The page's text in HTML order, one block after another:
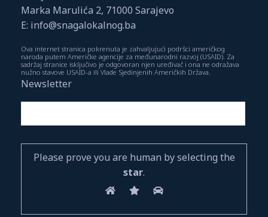
Marka Marulića 2, 71000 Sarajevo
E: info@snagalokalnog.ba
Ova internet stranica pokrenuta je zahvaljujući podršci američkog
naroda putem Američke agencije za međunarodni razvoj (USAID). Za
sadržaj stranice isključivo je odgovoran njen uređivač i ona ne odražava
nužno stavove USAID-a ili Vlade Sjedinjenih Američkih Država.
Newsletter
Please prove you are human by selecting the
star.